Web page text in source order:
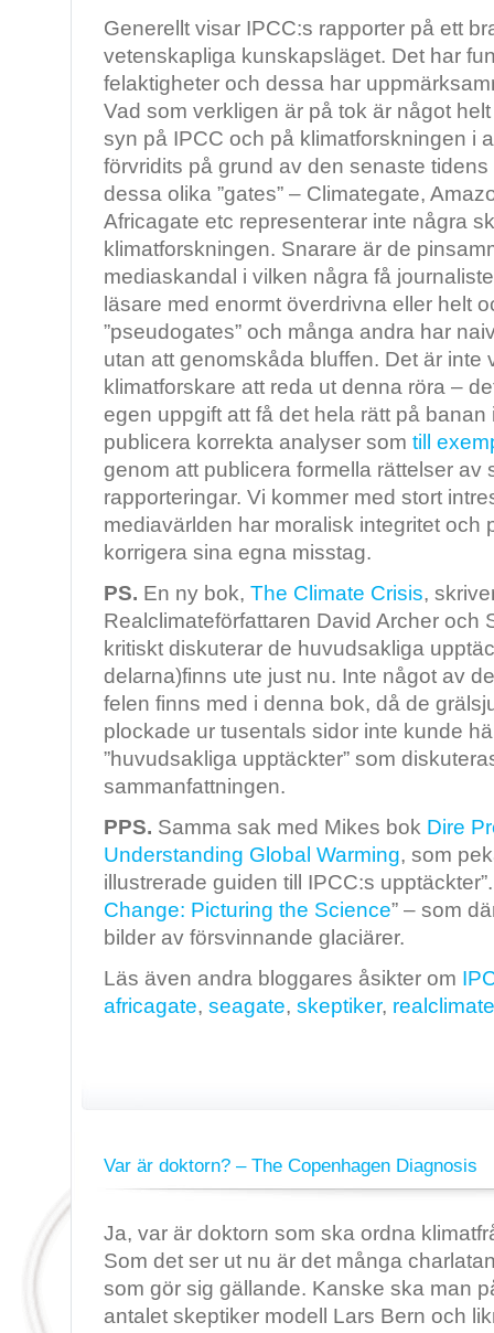
Generellt visar IPCC:s rapporter på ett
vetenskapliga kunskapsläget. Det har
felaktigheter och dessa har
Vad som verkligen är på tok är något
syn på IPCC och på klimatforskningen i
förvridits på grund av den senaste
dessa olika ”gates” – Climategate,
Africagate etc representerar inte några
klimatforskningen. Snarare är de
mediaskandal i vilken några få
läsare med enormt överdrivna eller helt
”pseudogates” och många andra har
utan att genomskåda bluffen. Det är inte
klimatforskare att reda ut denna röra –
egen uppgift att få det hela rätt på banan
publicera korrekta analyser som till
genom att publicera formella rättelser av
rapporteringar. Vi kommer med stort
mediavärlden har moralisk integritet och
korrigera sina egna misstag.
PS. En ny bok, The Climate Crisis,
Realclimateförfattaren David Archer och
kritiskt diskuterar de huvudsakliga
delarna)finns ute just nu. Inte något av
felen finns med i denna bok, då de
plockade ur tusentals sidor inte kunde
”huvudsakliga upptäckter” som
sammanfattningen.
PPS. Samma sak med Mikes bok Dire
Understanding Global Warming, som
illustrerade guiden till IPCC:s
Change: Picturing the Science” – som
bilder av försvinnande glaciärer.
Läs även andra bloggares åsikter om
africagate, seagate, skeptiker, realclimate
Var är doktorn? – The Copenhagen Diagnosis
Ja, var är doktorn som ska ordna
Som det ser ut nu är det många
som gör sig gällande. Kanske ska man
antalet skeptiker modell Lars Bern och